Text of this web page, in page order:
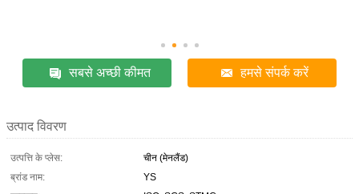
सबसे अच्छी कीमत हमसे संपर्क करें
उत्पाद विवरण
उत्पत्ति के प्लेस:
चीन (मेनलैंड)
ब्रांड नाम:
YS